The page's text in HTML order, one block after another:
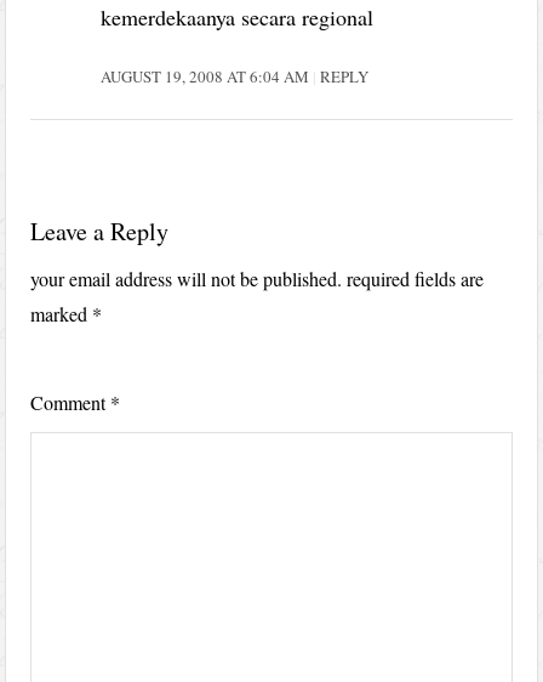
kemerdekaanya secara regional
AUGUST 19, 2008 AT 6:04 AM REPLY
Leave a Reply
your email address will not be published. required fields are
marked *
Comment*